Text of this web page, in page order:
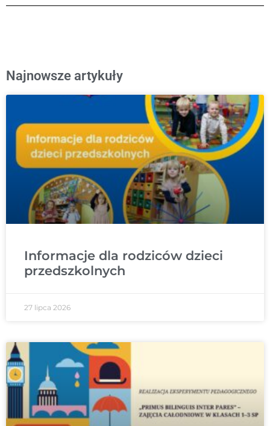
Najnowsze artykuły
Informacje dla rodziców dzieci
przedszkolnych
27 lipca 2026